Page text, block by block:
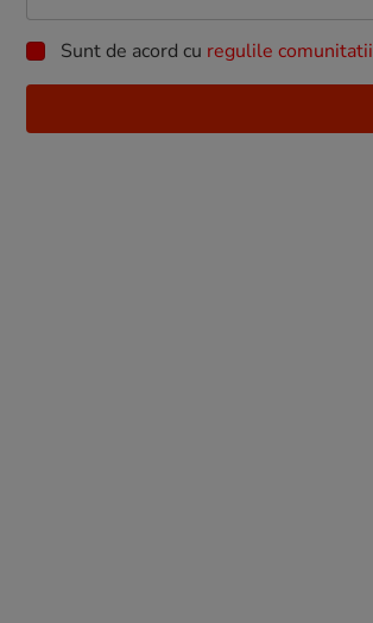
Sunt de acord cu regulile comunitatii